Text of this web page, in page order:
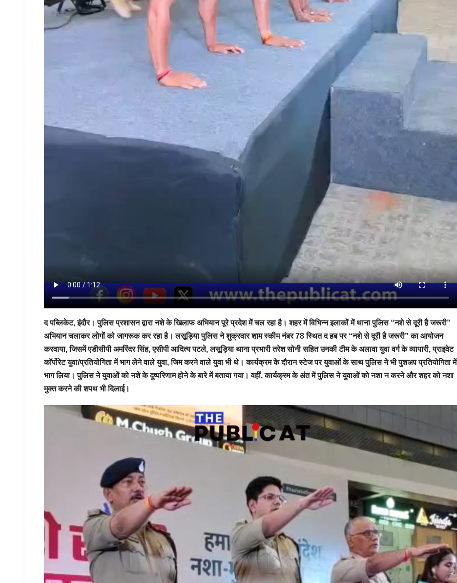
द पब्लिकेट, इंदौर। पुलिस प्रशासन द्वारा नशे के खिलाफ अभियान पूरे प्रदेश में चल रहा है। शहर में विभिन्न इलाकों में थाना पुलिस “नशे से दूरी है जरूरी”
अभियान चलाकर लोगों को जागरूक कर रहा है। लसूड़िया पुलिस ने शुक्रवार शाम स्कीम नंबर 78 स्थित द हब पर “नशे से दूरी है जरूरी” का आयोजन
करवाया, जिसमें एडीसीपी अमरिंदर सिंह, एसीपी आदित्य पटले, लसूड़िया थाना प्रभारी तरेश सोनी सहित उनकी टीम के अलावा युवा वर्ग के व्यापारी, प्राइवेट
कॉर्पोरेट युवा/प्रतियोगिता में भाग लेने वाले युवा, जिम करने वाले युवा भी थे। कार्यक्रम के दौरान स्टेज पर युवाओं के साथ पुलिस ने भी पुशअप प्रतियोगिता में
भाग लिया। पुलिस ने युवाओं को नशे के दुष्परिणाम होने के बारे में बताया गया। वहीं, कार्यक्रम के अंत में पुलिस ने युवाओं को नशा न करने और शहर को नशा
मुक्त करने की शपथ भी दिलाई।